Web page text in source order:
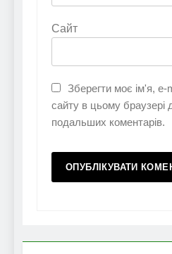
Сайт
Зберегти моє ім'я, e-
сайту в цьому браузері
подальших коментарів.